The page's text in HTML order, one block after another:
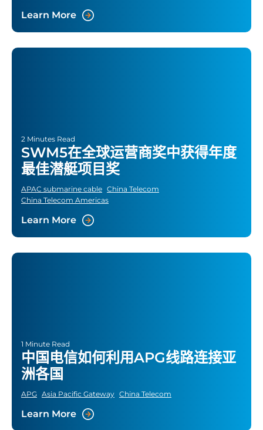
Learn More
2 Minutes Read
SWM5在全球运营商奖中获得年度
最佳潜艇项目奖
APAC submarine cable China Telecom
China Telecom Americas
Learn More
1 Minute Read
中国电信如何利用APG线路连接亚
洲各国
APG Asia Pacific Gateway China Telecom
Learn More